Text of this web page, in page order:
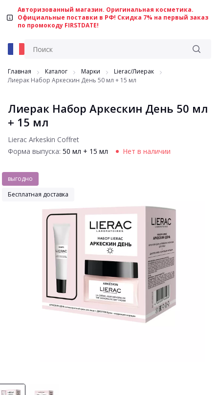
Авторизованный магазин. Оригинальная косметика.
Официальные поставки в РФ! Скидка 7% на первый заказ
по промокоду FIRSTDATE!
Главная Каталог Марки
Lierac/Лиерак
Лиерак Набор Аркескин День 50 мл + 15 мл
Лиерак Набор Аркескин День 50 мл
+ 15 мл
Lierac Arkeskin Coffret
Форма выпуска: 50 мл + 15 мл Нет в наличии
выгодно
Бесплатная доставка